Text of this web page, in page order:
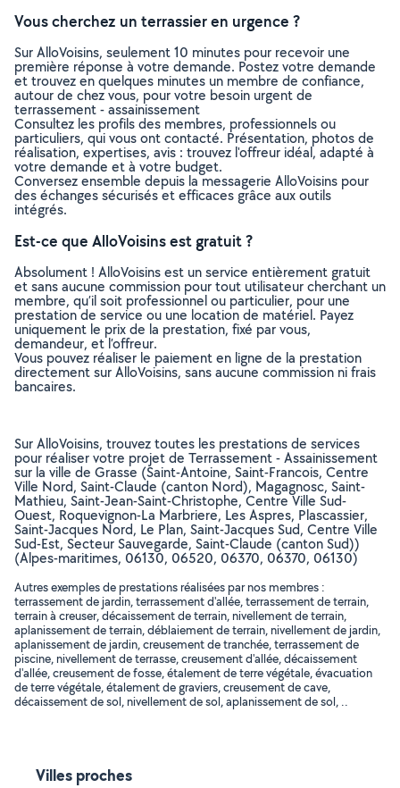
Vous cherchez un terrassier en urgence ?
Sur AlloVoisins, seulement 10 minutes pour recevoir une
première réponse à votre demande. Postez votre demande
et trouvez en quelques minutes un membre de confiance,
autour de chez vous, pour votre besoin urgent de
terrassement - assainissement
Consultez les profils des membres, professionnels ou
particuliers, qui vous ont contacté. Présentation, photos de
réalisation, expertises, avis : trouvez l'offreur idéal, adapté à
votre demande et à votre budget.
Conversez ensemble depuis la messagerie AlloVoisins pour
des échanges sécurisés et efficaces grâce aux outils
intégrés.
Est-ce que AlloVoisins est gratuit ?
Absolument ! AlloVoisins est un service entièrement gratuit
et sans aucune commission pour tout utilisateur cherchant un
membre, qu’il soit professionnel ou particulier, pour une
prestation de service ou une location de matériel. Payez
uniquement le prix de la prestation, fixé par vous,
demandeur, et l’offreur.
Vous pouvez réaliser le paiement en ligne de la prestation
directement sur AlloVoisins, sans aucune commission ni frais
bancaires.
Sur AlloVoisins, trouvez toutes les prestations de services
pour réaliser votre projet de Terrassement - Assainissement
sur la ville de Grasse (Saint-Antoine, Saint-Francois, Centre
Ville Nord, Saint-Claude (canton Nord), Magagnosc, Saint-
Mathieu, Saint-Jean-Saint-Christophe, Centre Ville Sud-
Ouest, Roquevignon-La Marbriere, Les Aspres, Plascassier,
Saint-Jacques Nord, Le Plan, Saint-Jacques Sud, Centre Ville
Sud-Est, Secteur Sauvegarde, Saint-Claude (canton Sud))
(Alpes-maritimes, 06130, 06520, 06370, 06370, 06130)
Autres exemples de prestations réalisées par nos membres :
terrassement de jardin, terrassement d'allée, terrassement de terrain,
terrain à creuser, décaissement de terrain, nivellement de terrain,
aplanissement de terrain, déblaiement de terrain, nivellement de jardin,
aplanissement de jardin, creusement de tranchée, terrassement de
piscine, nivellement de terrasse, creusement d'allée, décaissement
d'allée, creusement de fosse, étalement de terre végétale, évacuation
de terre végétale, étalement de graviers, creusement de cave,
décaissement de sol, nivellement de sol, aplanissement de sol, ..
Villes proches